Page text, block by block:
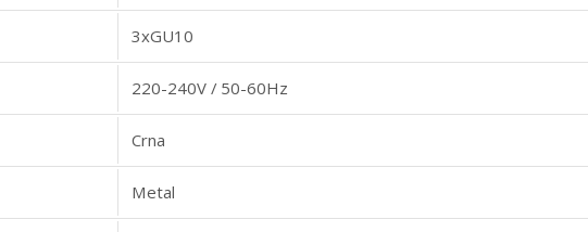
3xGU10
220-240V / 50-60Hz
Crna
Metal